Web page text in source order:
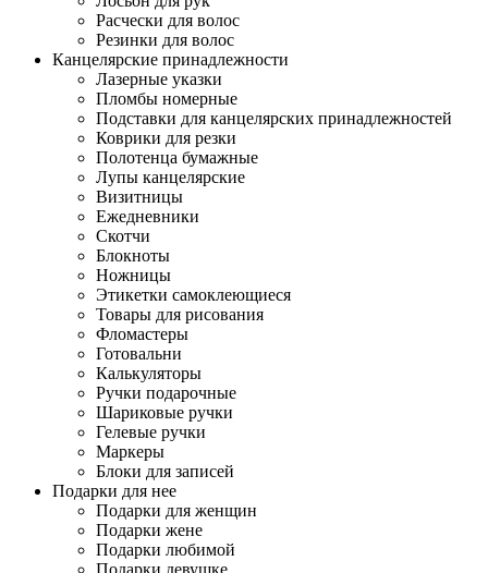
Расчески для волос
Резинки для волос
Канцелярские принадлежности
Лазерные указки
Пломбы номерные
Подставки для канцелярских принадлежностей
Коврики для резки
Полотенца бумажные
Лупы канцелярские
Визитницы
Ежедневники
Скотчи
Блокноты
Ножницы
Этикетки самоклеющиеся
Товары для рисования
Фломастеры
Готовальни
Калькуляторы
Ручки подарочные
Шариковые ручки
Гелевые ручки
Маркеры
Блоки для записей
Подарки для нее
Подарки для женщин
Подарки жене
Подарки любимой
Подарки девушке